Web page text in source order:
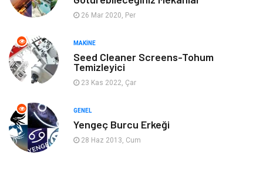
Ev İşleri
Gençlik & Eğlence
Mobilya
Evlilik Rehberi
Astroloji Keyfinizi Kaçırmayın
26 Mar 2020, Per
MAKINE
Seed Cleaner Screens-Tohum
Temizleyici
23 Kas 2022, Çar
GENEL
Yengeç Burcu Erkeği
28 Haz 2013, Cum